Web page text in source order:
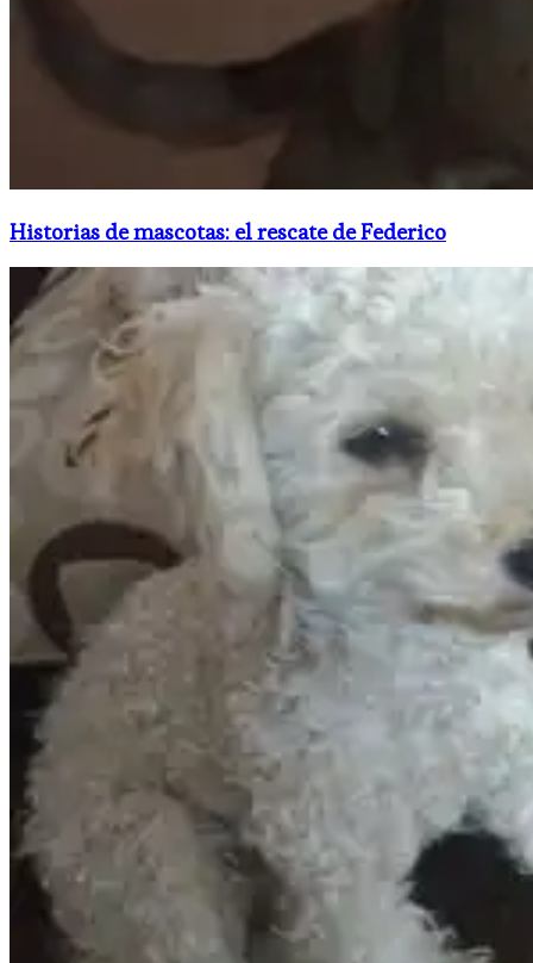
Historias de mascotas: el rescate de Federico